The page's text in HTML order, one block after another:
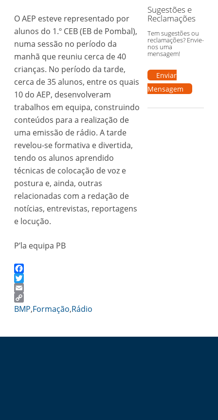
O AEP esteve representado por
alunos do 1.º CEB (EB de Pombal),
numa sessão no período da
manhã que reuniu cerca de 40
crianças. No período da tarde,
cerca de 35 alunos, entre os quais
10 do AEP, desenvolveram
trabalhos em equipa, construindo
conteúdos para a realização de
uma emissão de rádio. A tarde
revelou-se formativa e divertida,
tendo os alunos aprendido
técnicas de colocação de voz e
postura e, ainda, outras
relacionadas com a redação de
notícias, entrevistas, reportagens
e locução.
P’la equipa PB
Facebook
Twitter
Email
Copy
BMP,Formação,Rádio
Sugestões e
Reclamações
Tem sugestões ou
reclamações? Envie-
nos uma
mensagem!
Enviar
Mensagem